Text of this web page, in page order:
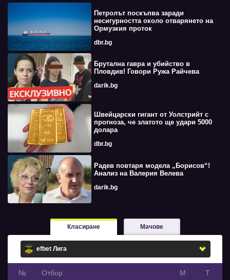
Петролът поскъпва заради
несигурността около отварянето на
Ормузкия проток
dbr.bg
Брутална гавра и убийство в
Пловдив! Говори Ружа Райчева
darik.bg
Швейцарски гигант от Уолстрийт с
прогноза, че златото ще удари 5000
долара
dbr.bg
Радев повтаря модела „Борисов“!
Анализ на Валерия Велева
darik.bg
Класиране Мачове
№ Oтбор М Т